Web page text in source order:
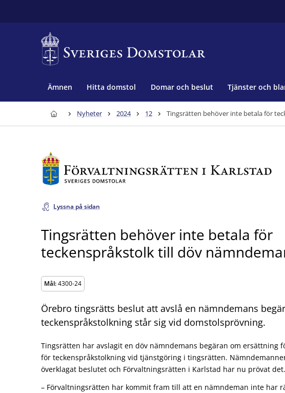
Ämnen Hitta domstol Domar och beslut Tjänster och
Nyheter 2024 12 Tingsrätten behöver inte betala för
Lyssna på sidan
Tingsrätten behöver inte betala för
teckenspråkstolk till döv
Mål:4300-24
Örebro tingsrätts beslut att avslå en nämndemans
teckenspråkstolkning står sig vid domstolsprövning.
Tingsrätten har avslagit en döv nämndemans begäran om ersättning
för teckenspråkstolkning vid tjänstgöring i tingsrätten.
överklagat beslutet och Förvaltningsrätten i Karlstad har nu prövat det.
– Förvaltningsrätten har kommit fram till att en nämndeman inte har